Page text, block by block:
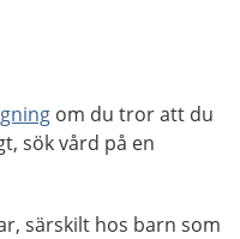
om du tror att du
sök vård på en
särskilt hos barn som